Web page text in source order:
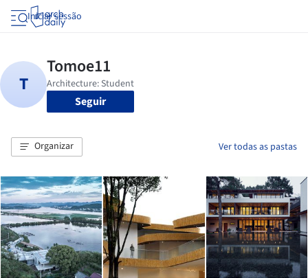
Iniciar sessão
Seguir
Organizar Ver todas as pastas